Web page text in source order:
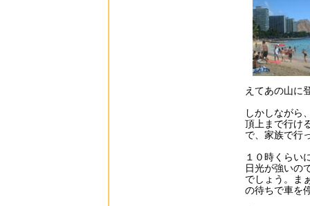
えてあの山に
しかしながら
頂上まで行け
で、家族で行
１０時くらい
日光が強いの
でしょう。ま
の待ちで車を